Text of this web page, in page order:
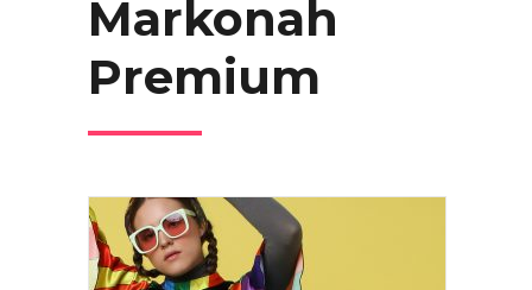
Markonah
Premium